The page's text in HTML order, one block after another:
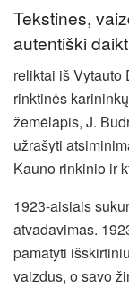
Tekstines,
autentiški
reliktai iš Vytauto
rinktinės
žemėlapis, J.
užrašyti
Kauno rinkinio ir
1923-aisiais
atvadavimas.
pamatyti
vaizdus, o savo